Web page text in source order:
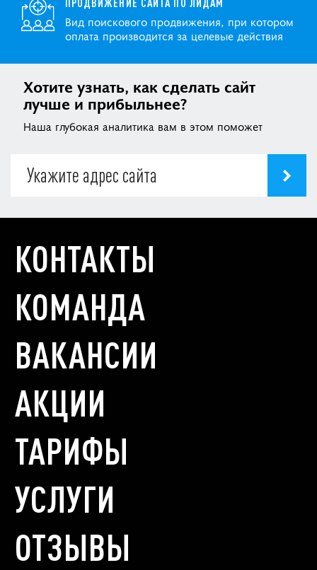
Вид поискового продвижения, при котором
оплата производится за целевые действия
Хотите узнать, как сделать сайт
лучше и прибыльнее?
Наша глубокая аналитика вам в этом поможет
КОНТАКТЫ
КОМАНДА
ВАКАНСИИ
АКЦИИ
ТАРИФЫ
УСЛУГИ
ОТЗЫВЫ